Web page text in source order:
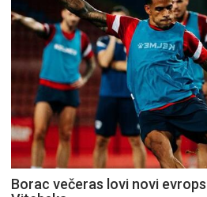
Borac večeras lovi novi